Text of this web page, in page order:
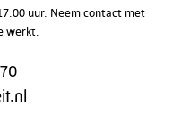
uur. Neem contact met
werkt.